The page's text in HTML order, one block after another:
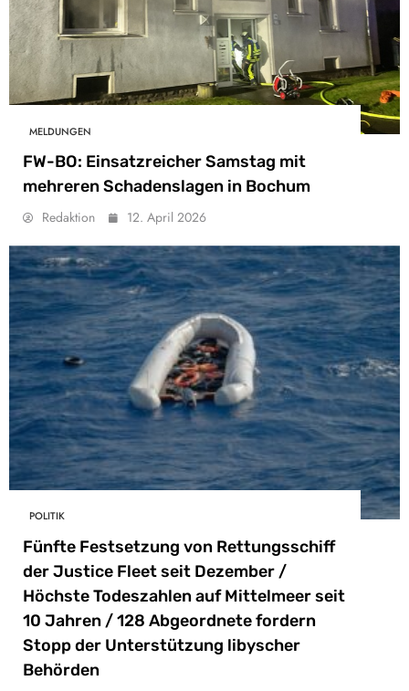
MELDUNGEN
FW-BO: Einsatzreicher Samstag mit
mehreren Schadenslagen in Bochum
Redaktion 12. April 2026
POLITIK
Fünfte Festsetzung von Rettungsschiff
der Justice Fleet seit Dezember /
Höchste Todeszahlen auf Mittelmeer seit
10 Jahren / 128 Abgeordnete fordern
Stopp der Unterstützung libyscher
Behörden